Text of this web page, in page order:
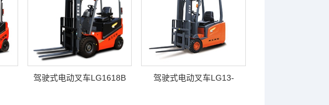
驾驶式电动叉车LG1618B 驾驶式电动叉车LG13-